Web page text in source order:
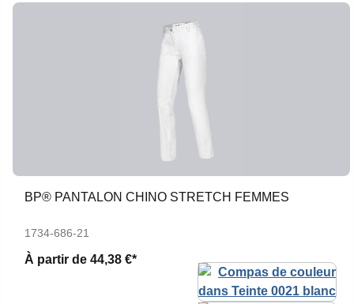
BP® PANTALON CHINO STRETCH FEMMES
1734-686-21
À partir de 44,38 €*